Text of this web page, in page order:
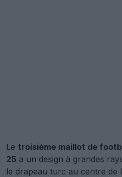
Le troisième maillot de
25 a un design à grandes
le drapeau turc au centre de